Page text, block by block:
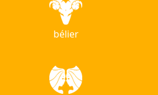
bélier